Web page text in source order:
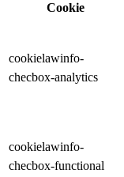
Cookie
cookielawinfo-
checbox-analytics
cookielawinfo-
checbox-functional